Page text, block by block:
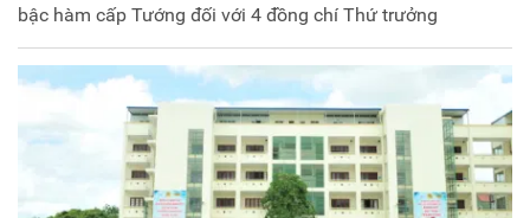
bậc hàm cấp Tướng đối với 4 đồng chí Thứ trưởng